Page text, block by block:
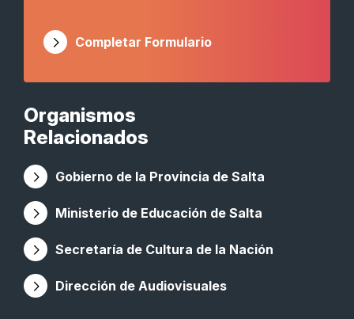
Organismos
Relacionados
Gobierno de la Provincia de Salta
Ministerio de Educación de Salta
Secretaría de Cultura de la Nación
Dirección de Audiovisuales
Completar Formulario